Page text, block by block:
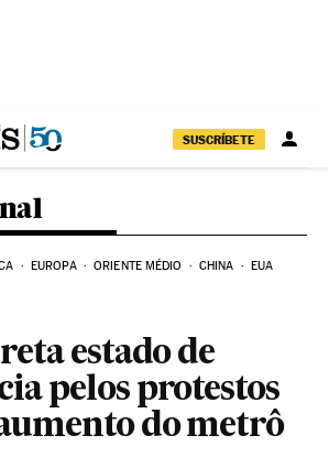
SUSCRÍBETE
EUROPA ORIENTE MÉDIO CHINA EUA
estado de
pelos protestos
do metrô